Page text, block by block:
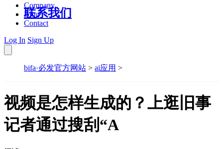
联系我们
Company
Blog
Contact
Log In Sign Up
bifa·必发官方网站 > ai应用 >
视频是怎样生成的？上逛旧事
记者通过搜刮“A